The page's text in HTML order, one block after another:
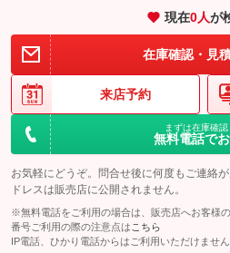
現在0人が
在庫確認・見
来店予約
まずは在庫確
無料電話で
お気軽にどうぞ。問合せ後に何度もご連絡
ドレスは販売店に公開されません。
※無料電話をご利用の場合は、販売店へお客様
番号ご利用の際の注意点は こちら
IP電話、ひかり電話からはご利用いただけません